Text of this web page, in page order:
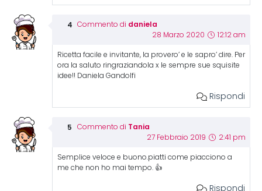
Commento di daniela
28 Marzo 2020 12:12 am
Ricetta facile e invitante, la provero’ e le sapro’ dire. Per
ora la saluto ringraziandola x le sempre sue squisite
idee!! Daniela Gandolfi
Rispondi
Commento di Tania
27 Febbraio 2019 2:41 pm
Semplice veloce e buono.piatti come piacciono a
me che non ho mai tempo. 👍
Rispondi